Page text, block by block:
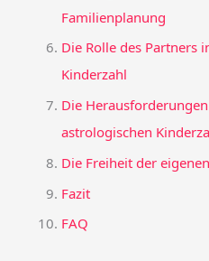
Familienplanung
Die Rolle des Partners
Kinderzahl
Die
astrologischen
Die Freiheit der
Fazit
FAQ